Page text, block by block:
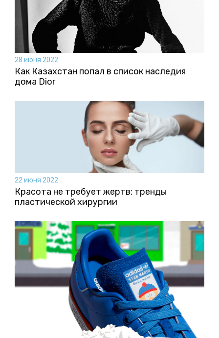
28 июня 2022
Как Казахстан попал в список наследия
дома Dior
22 июня 2022
Красота не требует жертв: тренды
пластической хирургии